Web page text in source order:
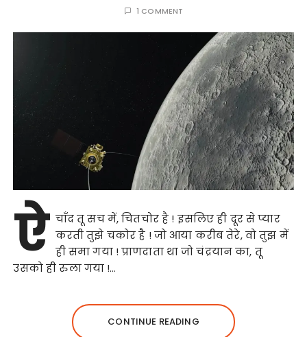
1 COMMENT
ऐ चाँद तू सच में, चितचोर है ! इसलिए ही दूर से प्यार
करती तुझे चकोर है ! जो आया करीब तेरे, वो तुझ में
ही समा गया ! प्राणदाता था जो चंद्रयान का, तू
उसको ही रुला गया !…
CONTINUE READING